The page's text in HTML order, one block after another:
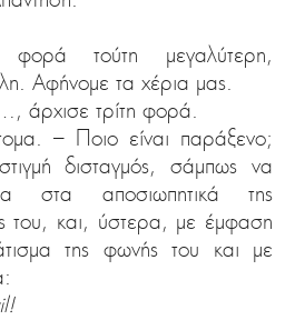
τούτη μεγαλύτερη,
Αφήνομε τα χέρια μας.
άρχισε τρίτη φορά.
– Ποιο είναι παράξενο;
δισταγμός, σάμπως να
στα αποσιωπητικά της
του, και, ύστερα, με έμφαση
της φωνής του και με